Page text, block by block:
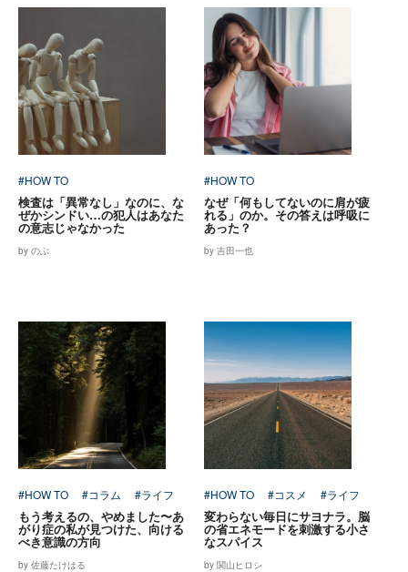
#HOW TO
検査は「異常なし」なのに、な
ぜかシンドい…の犯人はあなた
の意志じゃなかった
by のぶ
#HOW TO
なぜ「何もしてないのに肩が疲
れる」のか。その答えは呼吸に
あった？
by 吉田一也
#HOW TO #コラム #ライフ
もう考えるの、やめました〜あ
がり症の私が見つけた、向ける
べき意識の方向
by 佐藤たけはる
#HOW TO #コスメ #ライフ
変わらない毎日にサヨナラ。脳
の省エネモードを刺激する小さ
なスパイス
by 関山ヒロシ